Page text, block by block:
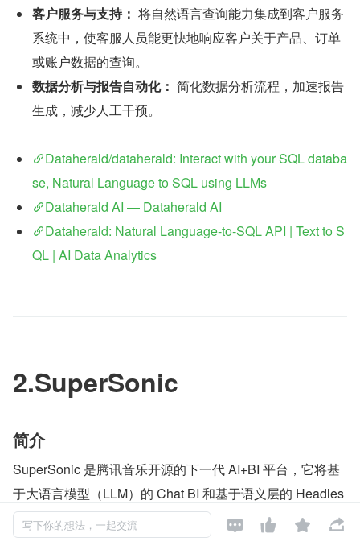
客户服务与支持： 将自然语言查询能力集成到客户服务
系统中，使客服人员能更快地响应客户关于产品、订单
或账户数据的查询。
数据分析与报告自动化： 简化数据分析流程，加速报告
生成，减少人工干预。
Dataherald/dataherald: Interact with your SQL databa
se, Natural Language to SQL using LLMs
Dataherald AI — Dataherald AI
Dataherald: Natural Language-to-SQL API | Text to S
QL | AI Data Analytics
2.SuperSonic
简介
SuperSonic 是腾讯音乐开源的下一代 AI+BI 平台，它将基
于大语言模型（LLM）的 Chat BI 和基于语义层的 Headles
s BI 两种模式相统一，为用户提供自然语言查询数据及可视
化结果的体验，同时具备可扩展性和可组合性。
写下你的想法，一起交流    